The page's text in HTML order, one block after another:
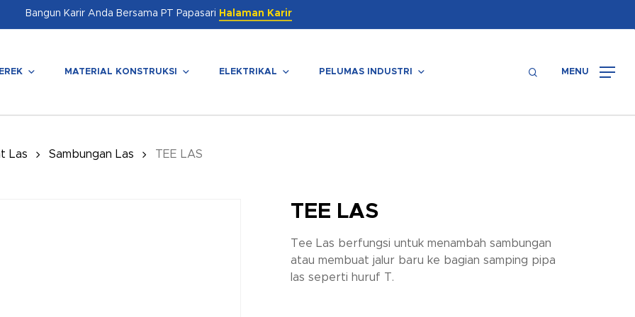
Bangun Karir Anda Bersama PT Papasari Halaman Karir
MATERIAL KONSTRUKSI ELEKTRIKAL PELUMAS INDUSTRI searchMENU
Las Sambungan Las TEE LAS
TEE LAS
Tee Las berfungsi untuk menambah sambungan
atau membuat jalur baru ke bagian samping pipa
las seperti huruf T.